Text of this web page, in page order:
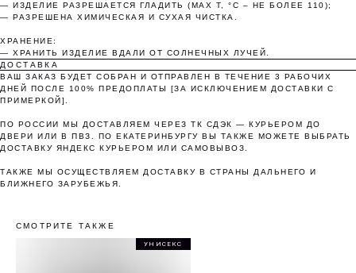
— ИЗДЕЛИЕ РАЗРЕШАЕТСЯ ГЛАДИТЬ (MAX T, °C – НЕ БОЛЕЕ 110);
— РАЗРЕШЕНА ХИМИЧЕСКАЯ И СУХАЯ ЧИСТКА.
ХРАНЕНИЕ:
— ХРАНИТЬ ИЗДЕЛИЕ ВДАЛИ ОТ СОЛНЕЧНЫХ ЛУЧЕЙ.
ДОСТАВКА
ВАШ ЗАКАЗ БУДЕТ СОБРАН И ОТПРАВЛЕН В ТЕЧЕНИЕ 3 РАБОЧИХ
ДНЕЙ ПОСЛЕ 100% ПРЕДОПЛАТЫ [ЗА ИСКЛЮЧЕНИЕМ ДОСТАВКИ С
ПРИМЕРКОЙ].
ПО РОССИИ МЫ ДОСТАВЛЯЕМ ЧЕРЕЗ ТК СДЭК — КУРЬЕРОМ ДО
ДВЕРИ ИЛИ В ПВЗ. ПО ЕКАТЕРИНБУРГУ ВЫ ТАКЖЕ МОЖЕТЕ ВЫБРАТЬ
ДОСТАВКУ ЯНДЕКС КУРЬЕРОМ ИЛИ САМОВЫВОЗ.
ТАКЖЕ МЫ ОСУЩЕСТВЛЯЕМ ДОСТАВКУ В СТРАНЫ ДАЛЬНЕГО И
БЛИЖНЕГО ЗАРУБЕЖЬЯ.
СМОТРИТЕ ТАКЖЕ
УНИСЕКС